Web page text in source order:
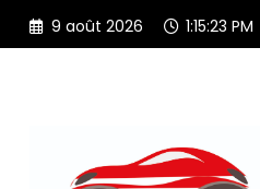
Aller
9 août 2026 1:15:23 PM